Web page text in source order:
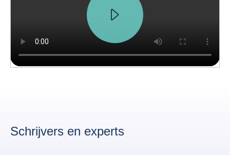
Schrijvers en experts